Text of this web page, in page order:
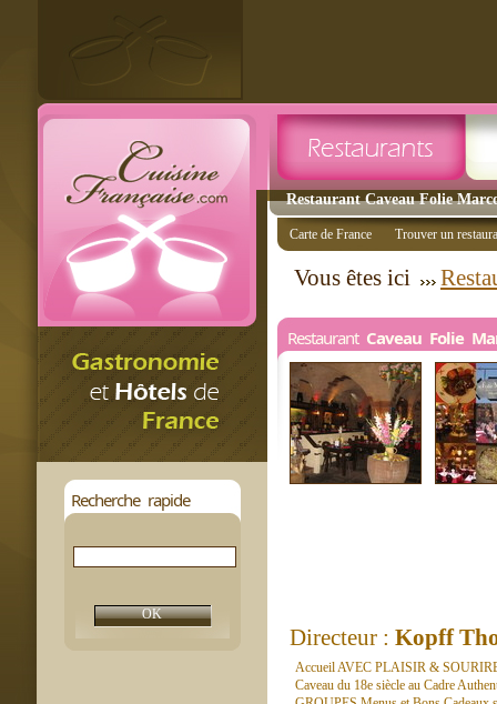
Restaurant Caveau Folie
Recherche rapide
Carte de France Trouver un
Vous êtes ici
Restaurant Caveau Folie
Directeur : Kopff
Accueil AVEC PLAISIR &
Caveau du 18e siècle au Cadre